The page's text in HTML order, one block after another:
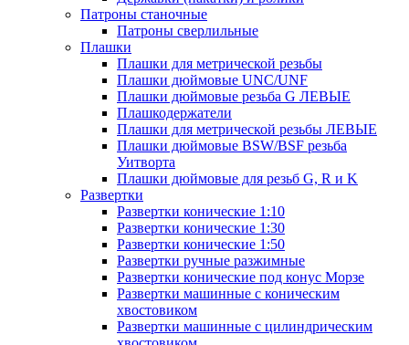
Патроны станочные
Патроны сверлильные
Плашки
Плашки для метрической резьбы
Плашки дюймовые UNC/UNF
Плашки дюймовые резьба G ЛЕВЫЕ
Плашкодержатели
Плашки для метрической резьбы ЛЕВЫЕ
Плашки дюймовые BSW/BSF резьба
Уитворта
Плашки дюймовые для резьб G, R и K
Развертки
Развертки конические 1:10
Развертки конические 1:30
Развертки конические 1:50
Развертки ручные разжимные
Развертки конические под конус Морзе
Развертки машинные с коническим
хвостовиком
Развертки машинные с цилиндрическим